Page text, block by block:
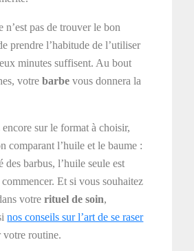
pas de trouver le bon
prendre l’habitude de l’utiliser
minutes suffisent. Au bout
votrebarbe vous donnera la
sur le format à choisir,
comparant l’huile et le baume :
des barbus, l’huile seule est
Et si vous souhaitez
votrerituel de soin,
nos conseils sur l’art de se raser
votre routine.